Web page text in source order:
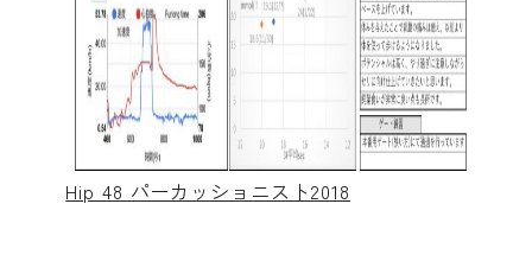
Hip 48 パーカッショニスト2018